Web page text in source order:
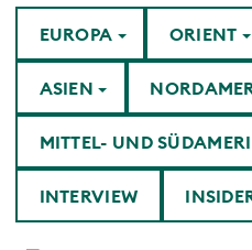
ASIEN
EUROPA
INTERVIEW
MITTEL- UND
ORIENT